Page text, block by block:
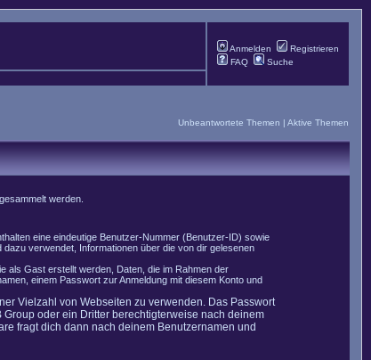
Anmelden
Registrieren
FAQ
Suche
Unbeantwortete Themen | Aktive Themen
werden.
eine eindeutige Benutzer-Nummer (Benutzer-ID) sowie
verwendet, Informationen über die von dir gelesenen
als Gast erstellt werden, Daten, die im Rahmen der
einem Passwort zur Anmeldung mit diesem Konto und
Vielzahl von Webseiten zu verwenden. Das Passwort
oder ein Dritter berechtigterweise nach deinem
fragt dich dann nach deinem Benutzernamen und